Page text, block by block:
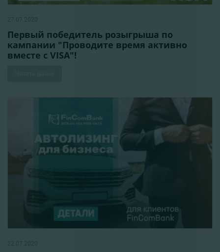
27.07.2020
Первый победитель розыгрыша по
кампании "Проводите время активно
вместе с VISA"!
22.07.2020